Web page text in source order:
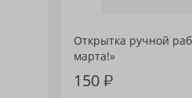
Открытка ручной
марта!»
150₽